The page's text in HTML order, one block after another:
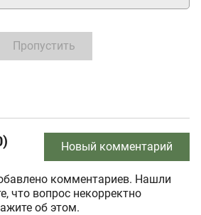
Пропустить
Новый комментарий
комментариев. Нашли
что вопрос некорректно
об этом.